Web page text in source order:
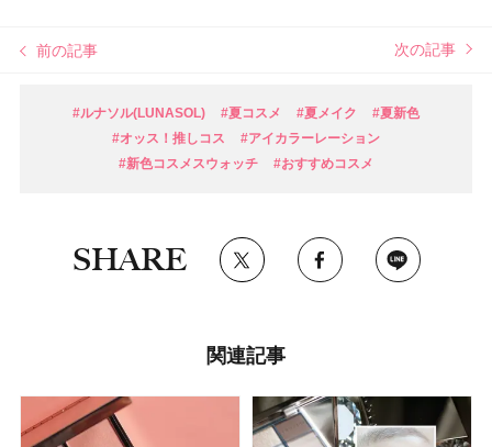
前の記事 次の記事
#ルナソル(LUNASOL) #夏コスメ #夏メイク
#夏新色
#オッス！推しコス
#アイカラーレーション
#新色コスメスウォッチ
#おすすめコスメ
SHARE
関連記事